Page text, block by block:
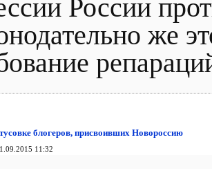
России
же
блогеров, присвоивших Новороссию
11:32